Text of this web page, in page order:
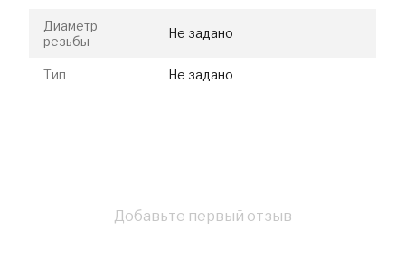
Диаметр
резьбы
Не задано
Тип Не задано
Добавьте первый отзыв